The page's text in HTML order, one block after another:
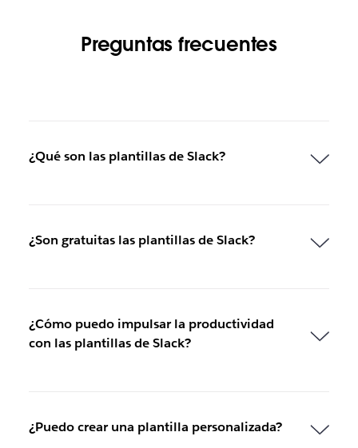
Preguntas frecuentes
¿Qué son las plantillas de Slack?
¿Son gratuitas las plantillas de Slack?
¿Cómo puedo impulsar la productividad
con las plantillas de Slack?
¿Puedo crear una plantilla personalizada?